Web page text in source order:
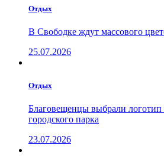
Отдых
В Свободке ждут массового
25.07.2026
Отдых
Благовещенцы выбрали логотип
городского парка
23.07.2026